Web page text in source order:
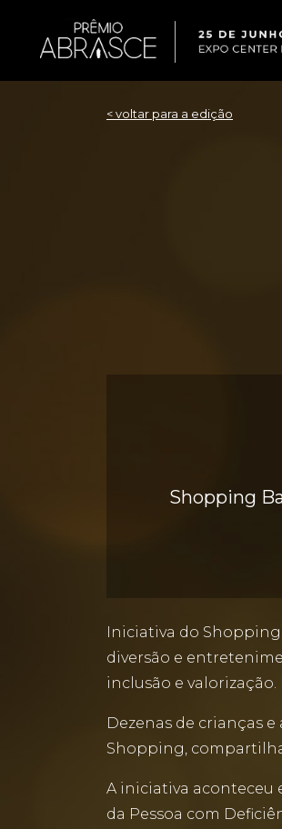
< voltar para a edição
Shopping
Iniciativa do
diversão e
inclusão e
Dezenas de crianças
Shopping,
A iniciativa aconteceu
da Pessoa com